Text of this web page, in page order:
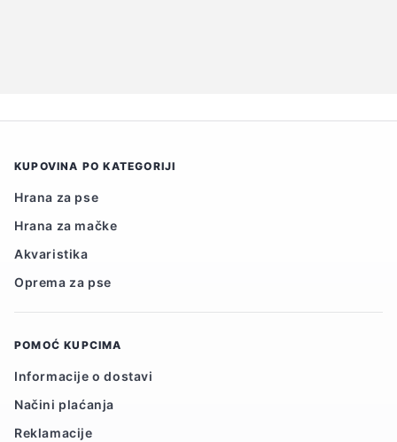
KUPOVINA PO KATEGORIJI
Hrana za pse
Hrana za mačke
Akvaristika
Oprema za pse
POMOĆ KUPCIMA
Informacije o dostavi
Načini plaćanja
Reklamacije